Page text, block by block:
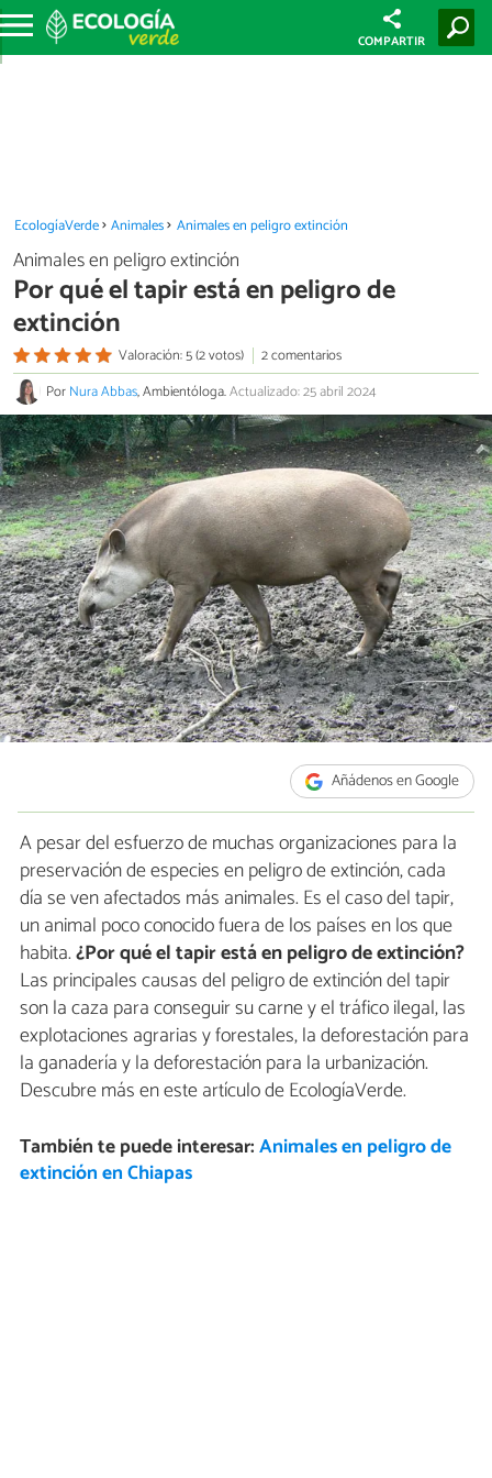
COMPARTIR
EcologíaVerde Animales Animales en peligro extinción
Animales en peligro extinción
Por qué el tapir está en peligro de
extinción
Valoración: 5 (2 votos)
2 comentarios
PorNura Abbas, Ambientóloga.Actualizado: 25 abril 2024
Añádenos en Google
A pesar del esfuerzo de muchas organizaciones para la
preservación de especies en peligro de extinción, cada
día se ven afectados más animales. Es el caso del tapir,
un animal poco conocido fuera de los países en los que
habita.¿Por qué el tapir está en peligro de extinción?
Las principales causas del peligro de extinción del tapir
son la caza para conseguir su carne y el tráfico ilegal, las
explotaciones agrarias y forestales, la deforestación para
la ganadería y la deforestación para la urbanización.
Descubre más en este artículo de EcologíaVerde.
También te puede interesar:Animales en peligro de
extinción en Chiapas